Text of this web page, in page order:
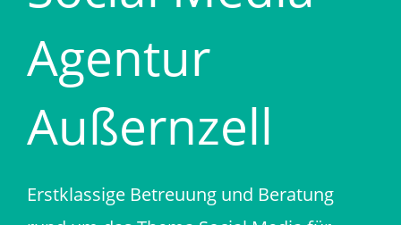
Agentur
Außernzell
Erstklassige Betreuung und Beratung